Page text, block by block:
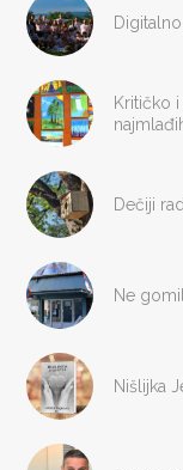
Kritičko
Dečiji
Ne
Nišlijka